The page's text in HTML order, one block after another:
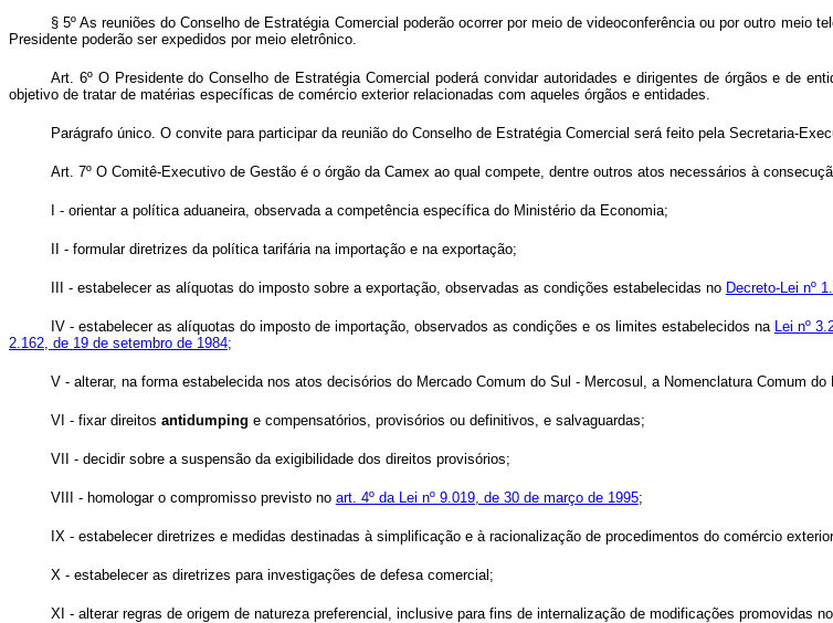
§ 5º As reuniões do Conselho de Estratégia Comercial poderão ocorrer por meio de videoconferência ou por outro
Presidente poderão ser expedidos por meio eletrônico.
Art. 6º O Presidente do Conselho de Estratégia Comercial poderá convidar autoridades e dirigentes de órgãos e de
objetivo de tratar de matérias específicas de comércio exterior relacionadas com aqueles órgãos e entidades.
Parágrafo único. O convite para participar da reunião do Conselho de Estratégia Comercial será feito pela Secretaria-
Art. 7º O Comitê-Executivo de Gestão é o órgão da Camex ao qual compete, dentre outros atos necessários à
I - orientar a política aduaneira, observada a competência específica do Ministério da Economia;
II - formular diretrizes da política tarifária na importação e na exportação;
III - estabelecer as alíquotas do imposto sobre a exportação, observadas as condições estabelecidas no Decreto-Lei nº
IV - estabelecer as alíquotas do imposto de importação, observados as condições e os limites estabelecidos na Lei nº
2.162, de 19 de setembro de 1984;
V - alterar, na forma estabelecida nos atos decisórios do Mercado Comum do Sul - Mercosul, a Nomenclatura Comum
VI - fixar direitos antidumping e compensatórios, provisórios ou definitivos, e salvaguardas;
VII - decidir sobre a suspensão da exigibilidade dos direitos provisórios;
VIII - homologar o compromisso previsto no art. 4º da Lei nº 9.019, de 30 de março de 1995;
IX - estabelecer diretrizes e medidas destinadas à simplificação e à racionalização de procedimentos do comércio
X - estabelecer as diretrizes para investigações de defesa comercial;
XI - alterar regras de origem de natureza preferencial, inclusive para fins de internalização de modificações